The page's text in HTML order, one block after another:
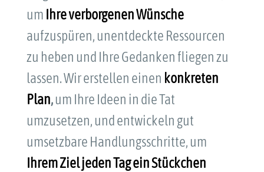
um Ihre verborgenenWünsche
aufzuspüren, unentdeckte Ressourcen
zu heben und Ihre Gedanken fliegen zu
lassen. Wir erstellen einen konkreten
Plan,um Ihre Ideen in die Tat
umzusetzen, und entwickeln gut
umsetzbare Handlungsschritte, um
Ihrem Ziel jeden Tag ein Stückchen